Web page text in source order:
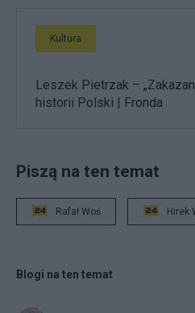
Kultura
Leszek Pietrzak –
historii Polski | Fronda
Piszą na ten temat
Rafał Woś Hirek
Blogi na ten temat